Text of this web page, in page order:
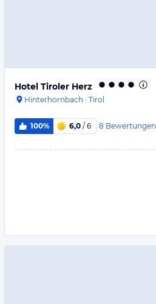
Hotel Tiroler Herz
Hinterhornbach · Tirol
100% 6,0 / 6 8 Bewertungen